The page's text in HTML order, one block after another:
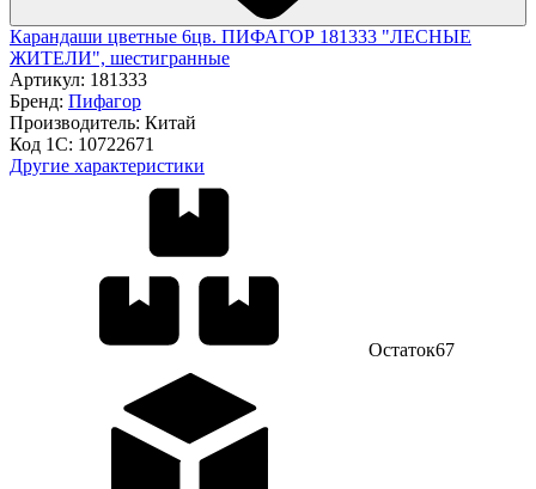
Карандаши цветные 6цв. ПИФАГОР 181333 "ЛЕСНЫЕ
ЖИТЕЛИ", шестигранные
Артикул: 181333
Бренд: Пифагор
Производитель: Китай
Код 1С: 10722671
Другие характеристики
Остаток67